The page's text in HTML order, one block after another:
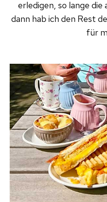
erledigen, so lange
dann hab ich den Rest
für